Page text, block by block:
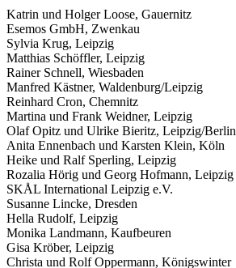
Katrin und Holger Loose, Gauernitz
Esemos GmbH, Zwenkau
Sylvia Krug, Leipzig
Matthias Schöffler, Leipzig
Rainer Schnell, Wiesbaden
Manfred Kästner, Waldenburg/Leipzig
Reinhard Cron, Chemnitz
Martina und Frank Weidner, Leipzig
Olaf Opitz und Ulrike Bieritz, Leipzig/Berlin
Anita Ennenbach und Karsten Klein, Köln
Heike und Ralf Sperling, Leipzig
Rozalia Hörig und Georg Hofmann, Leipzig
SKÅL International Leipzig e.V.
Susanne Lincke, Dresden
Hella Rudolf, Leipzig
Monika Landmann, Kaufbeuren
Gisa Kröber, Leipzig
Christa und Rolf Oppermann, Königswinter